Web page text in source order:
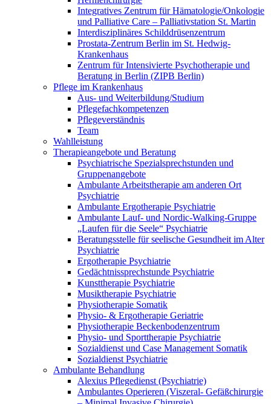
Integratives Zentrum für Hämatologie/Onkologie
und Palliative Care – Palliativstation St. Martin
Interdisziplinäres Schilddrüsenzentrum
Prostata-Zentrum Berlin im St. Hedwig-
Krankenhaus
Zentrum für Intensivierte Psychotherapie und
Beratung in Berlin (ZIPB Berlin)
Pflege im Krankenhaus
Aus- und Weiterbildung/Studium
Pflegefachkompetenzen
Pflegeverständnis
Team
Wahlleistung
Therapieangebote und Beratung
Psychiatrische Spezialsprechstunden und
Gruppenangebote
Ambulante Arbeitstherapie am anderen Ort
Psychiatrie
Ambulante Ergotherapie Psychiatrie
Ambulante Lauf- und Nordic-Walking-Gruppe
„Laufen für die Seele“ Psychiatrie
Beratungsstelle für seelische Gesundheit im Alter
Psychiatrie
Ergotherapie Psychiatrie
Gedächtnissprechstunde Psychiatrie
Kunsttherapie Psychiatrie
Musiktherapie Psychiatrie
Physiotherapie Somatik
Physio- & Ergotherapie Geriatrie
Physiotherapie Beckenbodenzentrum
Physio- und Sporttherapie Psychiatrie
Sozialdienst und Case Management Somatik
Sozialdienst Psychiatrie
Ambulante Behandlung
Alexius Pflegedienst (Psychiatrie)
Ambulantes Operieren (Viszeral- Gefäßchirurgie